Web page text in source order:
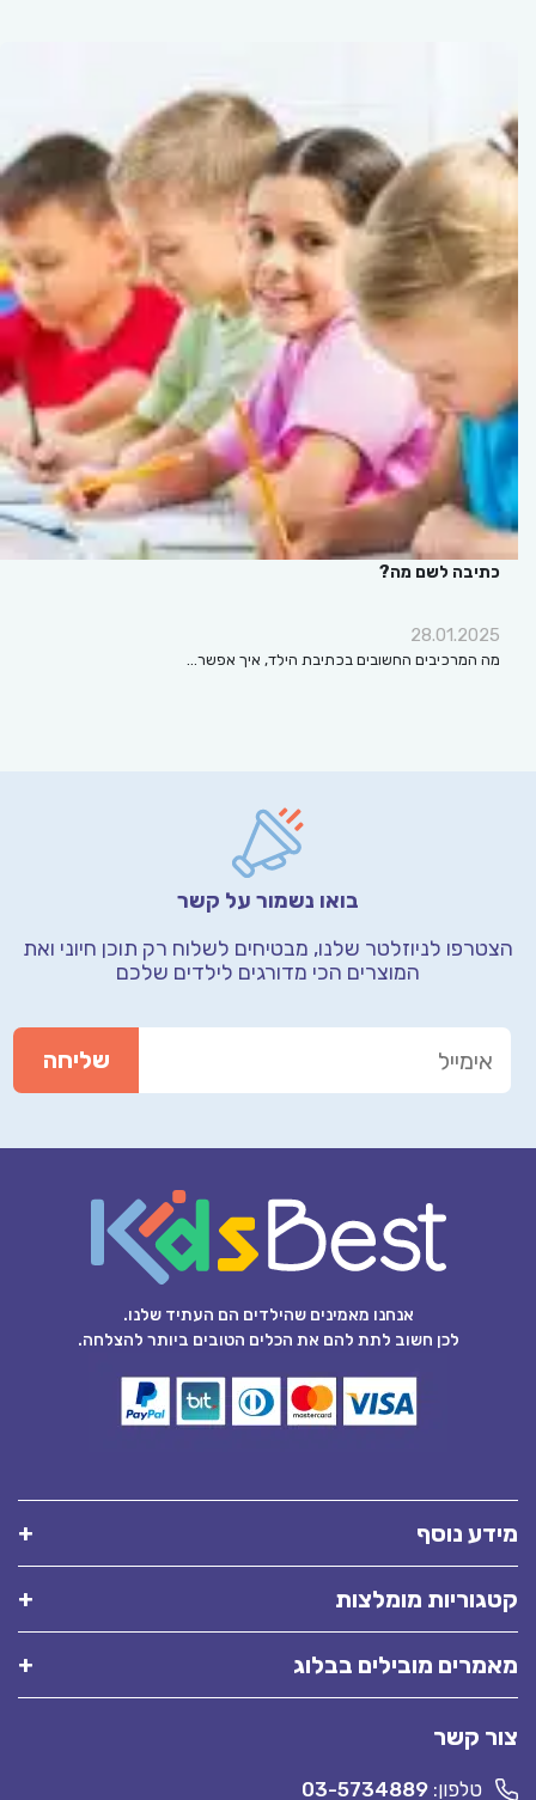
כתיבה לשם מה?
28.01.2025
מה המרכיבים החשובים בכתיבת הילד, איך אפשר…
בואו נשמור על קשר
הצטרפו לניוזלטר שלנו, מבטיחים לשלוח רק תוכן חיוני ואת
המוצרים הכי מדורגים לילדים שלכם
אנחנו מאמינים שהילדים הם העתיד שלנו.
לכן חשוב לתת להם את הכלים הטובים ביותר להצלחה.
מידע נוסף
קטגוריות מומלצות
מאמרים מובילים בבלוג
צור קשר
טלפון: 03-5734889